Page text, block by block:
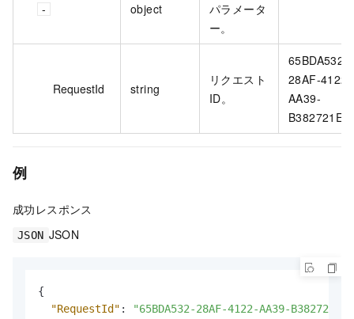
object
パラメータ
ー。
RequestId string
リクエスト
ID。
65BDA532-
28AF-4122-
AA39-
例
成功レスポンス
JSON JSON
{
"RequestId" :
"65BDA532-28AF-4122-AA39-